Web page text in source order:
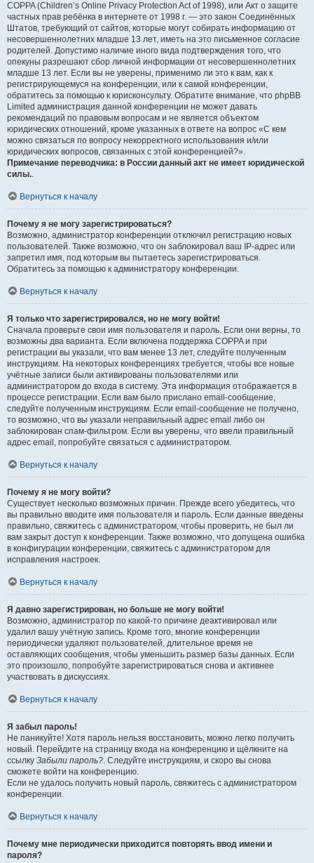
COPPA (Children’s Online Privacy Protection Act of 1998), или Акт о защите
частных прав ребёнка в интернете от 1998 г. — это закон Соединённых
Штатов, требующий от сайтов, которые могут собирать информацию от
несовершеннолетних младше 13 лет, иметь на это письменное согласие
родителей. Допустимо наличие иного вида подтверждения того, что
опекуны разрешают сбор личной информации от несовершеннолетних
младше 13 лет. Если вы не уверены, применимо ли это к вам, как к
регистрирующемуся на конференции, или к самой конференции,
обратитесь за помощью к юрисконсульту. Обратите внимание, что phpBB
Limited администрация данной конференции не может давать
рекомендаций по правовым вопросам и не является объектом
юридических отношений, кроме указанных в ответе на вопрос «С кем
можно связаться по вопросу некорректного использования и/или
юридических вопросов, связанных с этой конференцией?».
Примечание переводчика: в России данный акт не имеет юридической
силы..
Вернуться к началу
Почему я не могу зарегистрироваться?
Возможно, администратор конференции отключил регистрацию новых
пользователей. Также возможно, что он заблокировал ваш IP-адрес или
запретил имя, под которым вы пытаетесь зарегистрироваться.
Обратитесь за помощью к администратору конференции.
Вернуться к началу
Я только что зарегистрировался, но не могу войти!
Сначала проверьте свои имя пользователя и пароль. Если они верны, то
возможны два варианта. Если включена поддержка COPPA и при
регистрации вы указали, что вам менее 13 лет, следуйте полученным
инструкциям. На некоторых конференциях требуется, чтобы все новые
учётные записи были активированы пользователями или
администратором до входа в систему. Эта информация отображается в
процессе регистрации. Если вам было прислано email-сообщение,
следуйте полученным инструкциям. Если email-сообщение не получено,
то возможно, что вы указали неправильный адрес email либо он
заблокирован спам-фильтром. Если вы уверены, что ввели правильный
адрес email, попробуйте связаться с администратором.
Вернуться к началу
Почему я не могу войти?
Существует несколько возможных причин. Прежде всего убедитесь, что
вы правильно вводите имя пользователя и пароль. Если данные введены
правильно, свяжитесь с администратором, чтобы проверить, не был ли
вам закрыт доступ к конференции. Также возможно, что допущена ошибка
в конфигурации конференции, свяжитесь с администратором для
исправления настроек.
Вернуться к началу
Я давно зарегистрирован, но больше не могу войти!
Возможно, администратор по какой-то причине деактивировал или
удалил вашу учётную запись. Кроме того, многие конференции
периодически удаляют пользователей, длительное время не
оставляющих сообщения, чтобы уменьшить размер базы данных. Если
это произошло, попробуйте зарегистрироваться снова и активнее
участвовать в дискуссиях.
Вернуться к началу
Я забыл пароль!
Не паникуйте! Хотя пароль нельзя восстановить, можно легко получить
новый. Перейдите на страницу входа на конференцию и щёлкните на
ссылку Забыли пароль?. Следуйте инструкциям, и скоро вы снова
сможете войти на конференцию.
Если не удалось получить новый пароль, свяжитесь с администратором
конференции.
Вернуться к началу
Почему мне периодически приходится повторять ввод имени и
пароля?